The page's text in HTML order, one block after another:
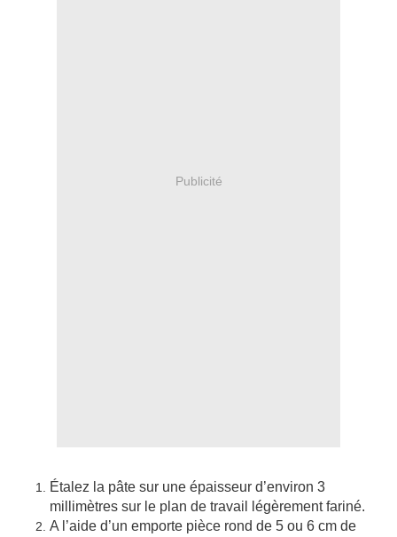
Publicité
Étalez la pâte sur une épaisseur d’environ 3
millimètres sur le plan de travail légèrement fariné.
A l’aide d’un emporte pièce rond de 5 ou 6 cm de